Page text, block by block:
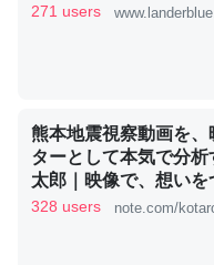
ちぼちRingも置こうか
位置情報を共有してる
これ見て生きてるなって
─たまにLINEするくらいだ
コミュニケーションが劇
271 users
熊本地震視察動画を、
ターとして本気で分
太郎｜映像で、想いを
328 users note.com/